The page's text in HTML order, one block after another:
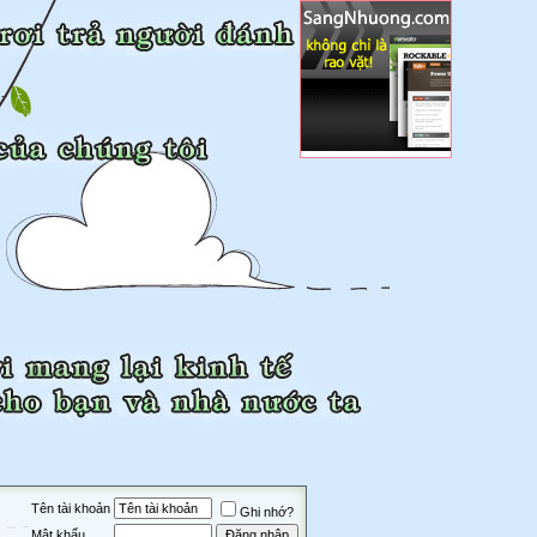
Tên tài khoản
Ghi nhớ?